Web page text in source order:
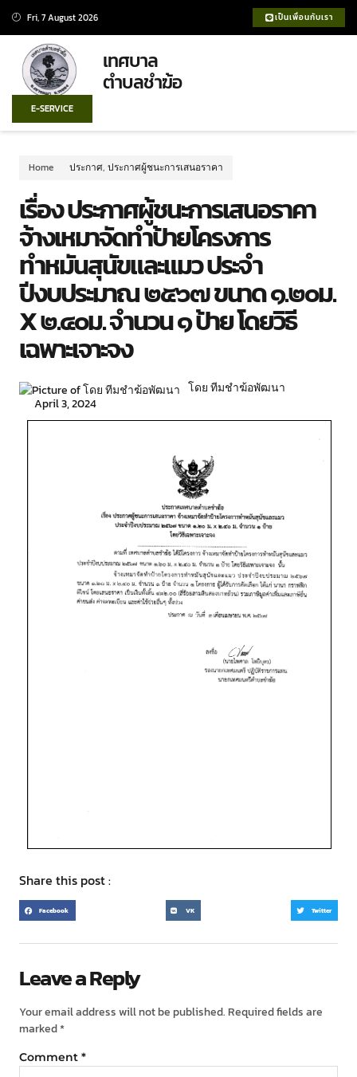
Fri, 7 August 2026 เป็นเพื่อนกับเรา
เทศบาล
ตำบลชำฆ้อ
E-SERVICE
Home ประกาศ, ประกาศผู้ชนะการเสนอราคา
เรื่อง ประกาศผู้ชนะการเสนอราคา
จ้างเหมาจัดทำป้ายโครงการ
ทำหมันสุนัขและแมว ประจำ
ปีงบประมาณ ๒๕๖๗ ขนาด ๑.๒๐ม.
X ๒.๔๐ม. จำนวน ๑ ป้าย โดยวิธี
เฉพาะเจาะจง
โดย ทีมชำฆ้อพัฒนา
April 3, 2024
Share this post :
Facebook VK Twitter
Leave a Reply
Your email address will not be published. Required fields are
marked*
Comment *